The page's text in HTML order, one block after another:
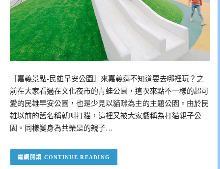
［嘉義景點-民雄早安公園］來嘉義還不知道要去哪裡玩？之
前在大家看過在文化夜市的青蛙公園，這次來點不一樣的超可
愛的民雄早安公園，也是少見以貓咪為主的主題公園。由於民
雄以前的舊名稱就叫打貓，這裡又被大家戲稱為打貓親子公
園。同樣變身為共榮是的親子…
CONTINUE READING